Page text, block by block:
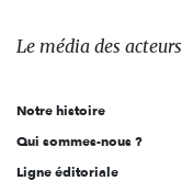
des
l'engagement
Le média des acteurs
Notre histoire
Qui sommes-nous ?
Ligne éditoriale